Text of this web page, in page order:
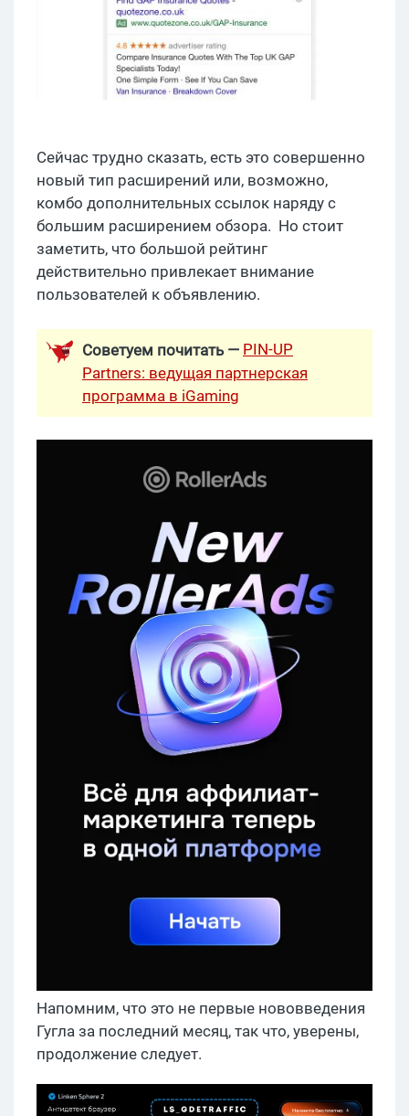
Сейчас трудно сказать, есть это совершенно
новый тип расширений или, возможно,
комбо дополнительных ссылок наряду с
большим расширением обзора. Но стоит
заметить, что большой рейтинг
действительно привлекает внимание
пользователей к объявлению.
Советуем почитать — PIN-UP
Partners: ведущая партнерская
программа в iGaming
Напомним, что это не первые нововведения
Гугла за последний месяц, так что, уверены,
продолжение следует.